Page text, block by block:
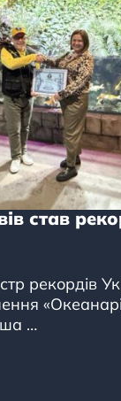
став
рекордів
…